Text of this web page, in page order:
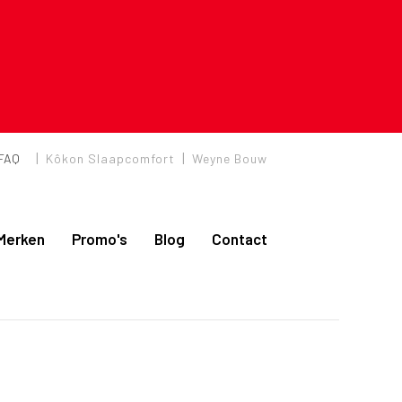
| Kôkon Slaapcomfort | Weyne Bouw
Promo's Blog Contact